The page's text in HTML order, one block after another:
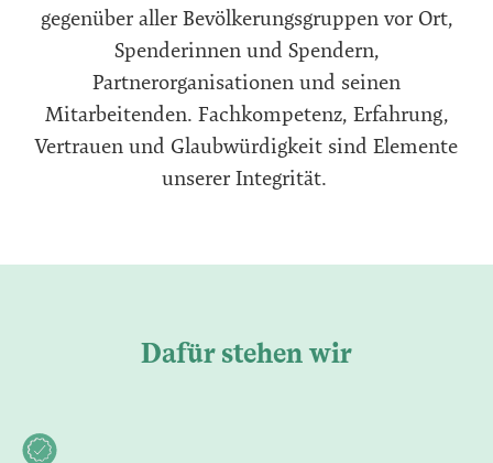
gegenüber aller Bevölkerungsgruppen vor Ort,
Spenderinnen und Spendern,
Partnerorganisationen und seinen
Mitarbeitenden. Fachkompetenz, Erfahrung,
Vertrauen und Glaubwürdigkeit sind Elemente
unserer Integrität.
Dafür stehen wir